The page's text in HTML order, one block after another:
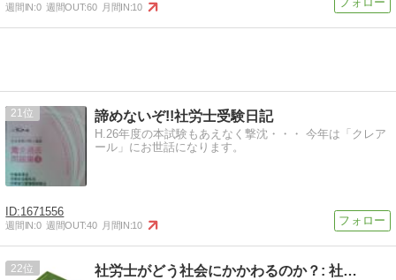
週間IN:0 週間OUT:60 月間IN:10
21 諦めないぞ!!社労士受験日記
H.26年度の本試験もあえなく撃沈・・・ 今年は「クレア
ール」にお世話になります。
1671556
週間IN:0 週間OUT:40 月間IN:10
22 社労士がどう社会にかかわるのか？: 社…